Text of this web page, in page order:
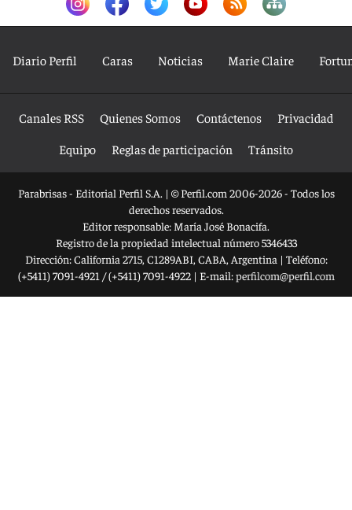
Diario Perfil Caras Noticias Marie Claire
Canales RSS Quienes Somos Contáctenos
Privacidad
Equipo
Reglas de participación Tránsito
Parabrisas - Editorial Perfil S.A. | © Perfil.com 2006-2026 - Todos los
derechos reservados.
Editor responsable: María José Bonacifa.
Registro de la propiedad intelectual número 5346433
Dirección:California 2715, C1289ABI, CABA, Argentina | Teléfono:
(+5411) 7091-4921 /(+5411) 7091-4922| E-mail:perfilcom@perfil.com